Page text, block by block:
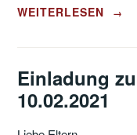
„EINLADUNG
07.12.22“
WEITERLESEN →
Einladung
10.02.2021